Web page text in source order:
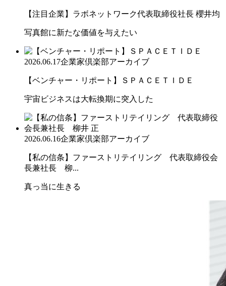
【注目企業】ラボネットワーク代表取締役社長 櫻井均
写真館に新たな価値を与えたい
2026.06.17企業家倶楽部アーカイブ
【ベンチャー・リポート】ＳＰＡＣＥＴＩＤＥ
宇宙ビジネスは大転換期に突入した
2026.06.16企業家倶楽部アーカイブ
【私の信条】ファーストリテイリング 代表取締役会
長兼社長 柳...
真っ当に生きる